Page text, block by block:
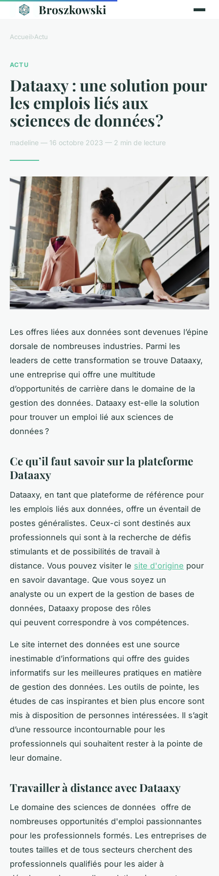
Broszkowski
Accueil›Actu
ACTU
Dataaxy : une solution pour
les emplois liés aux
sciences de données ?
madeline — 16 octobre 2023 — 2 min de lecture
Les offres liées aux données sont devenues l’épine
dorsale de nombreuses industries. Parmi les
leaders de cette transformation se trouve Dataaxy,
une entreprise qui offre une multitude
d’opportunités de carrière dans le domaine de la
gestion des données. Dataaxy est-elle la solution
pour trouver un emploi lié aux sciences de
données ?
Ce qu’il faut savoir sur la plateforme
Dataaxy
Dataaxy, en tant que plateforme de référence pour
les emplois liés aux données, offre un éventail de
postes généralistes. Ceux-ci sont destinés aux
professionnels qui sont à la recherche de défis
stimulants et de possibilités de travail à
distance. Vous pouvez visiter le site d'origine pour
en savoir davantage. Que vous soyez un
analyste ou un expert de la gestion de bases de
données, Dataaxy propose des rôles
qui peuvent correspondre à vos compétences.
Le site internet des données est une source
inestimable d’informations qui offre des guides
informatifs sur les meilleures pratiques en matière
de gestion des données. Les outils de pointe, les
études de cas inspirantes et bien plus encore sont
mis à disposition de personnes intéressées. Il s’agit
d’une ressource incontournable pour les
professionnels qui souhaitent rester à la pointe de
leur domaine.
Travailler à distance avec Dataaxy
Le domaine des sciences de données offre de
nombreuses opportunités d'emploi passionnantes
pour les professionnels formés. Les entreprises de
toutes tailles et de tous secteurs cherchent des
professionnels qualifiés pour les aider à